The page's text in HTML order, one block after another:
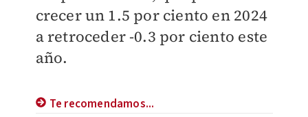
crecer un 1.5 por ciento en 2024
a retroceder -0.3 por ciento este
año.
Te recomendamos...